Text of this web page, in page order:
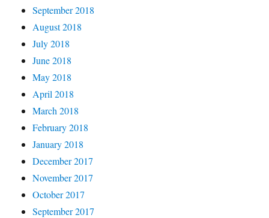
September 2018
August 2018
July 2018
June 2018
May 2018
April 2018
March 2018
February 2018
January 2018
December 2017
November 2017
October 2017
September 2017